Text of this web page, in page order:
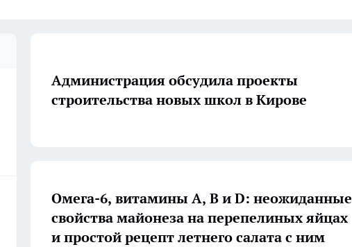
Администрация обсудила проекты
строительства новых школ в Кирове
Омега-6, витамины А, В и D: неожиданные
свойства майонеза на перепелиных яйцах
и простой рецепт летнего салата с ним